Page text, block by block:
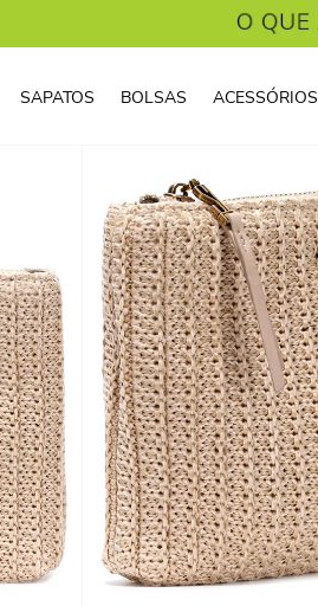
SAPATOS BOLSAS ACESSÓRIOS